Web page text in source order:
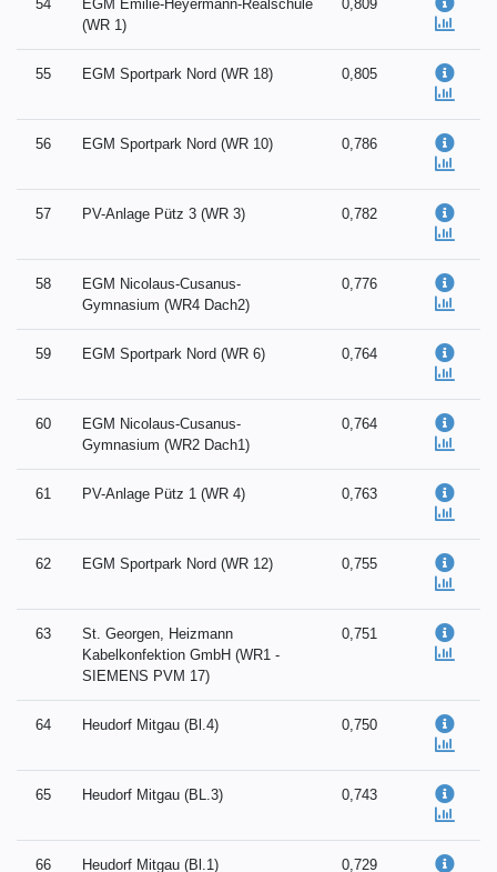
54
EGM Emilie-Heyermann-Realschule
(WR 1)
0,809
55 EGM Sportpark Nord (WR 18) 0,805
56 EGM Sportpark Nord (WR 10) 0,786
57 PV-Anlage Pütz 3 (WR 3) 0,782
58
EGM Nicolaus-Cusanus-
Gymnasium (WR4 Dach2)
0,776
59 EGM Sportpark Nord (WR 6) 0,764
60
EGM Nicolaus-Cusanus-
Gymnasium (WR2 Dach1)
0,764
61 PV-Anlage Pütz 1 (WR 4) 0,763
62 EGM Sportpark Nord (WR 12) 0,755
63
St. Georgen, Heizmann
Kabelkonfektion GmbH (WR1 -
SIEMENS PVM 17)
0,751
64 Heudorf Mitgau (Bl.4) 0,750
65 Heudorf Mitgau (BL.3) 0,743
66 Heudorf Mitgau (Bl.1) 0,729